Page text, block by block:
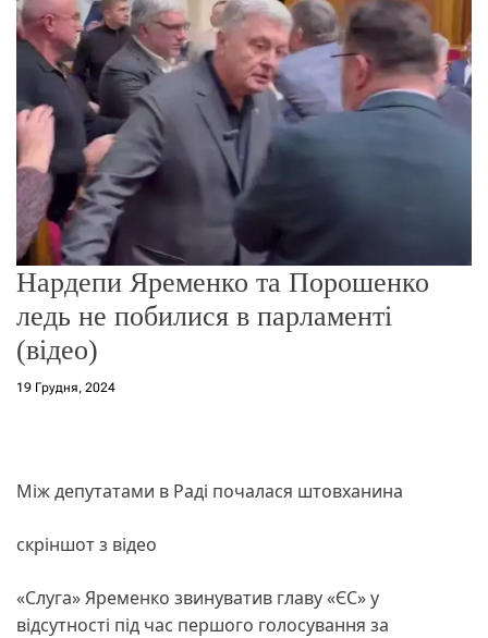
о
р
ж
и
м
Нардепи Яременко та Порошенко
ледь не побилися в парламенті
(відео)
19 Грудня, 2024
Між депутатами в Раді почалася штовханина
скріншот з відео
«Слуга» Яременко звинуватив главу «ЄС» у
відсутності під час першого голосування за